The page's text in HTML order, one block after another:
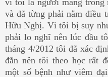
và đã từng phải nằm điều
Hữu Nghị. Vì tôi bị suy
phải lo nghĩ nên lúc đầu
tháng 4/2012 tôi đã xác
đắn nên tôi theo học rất
một số bệnh như viêm